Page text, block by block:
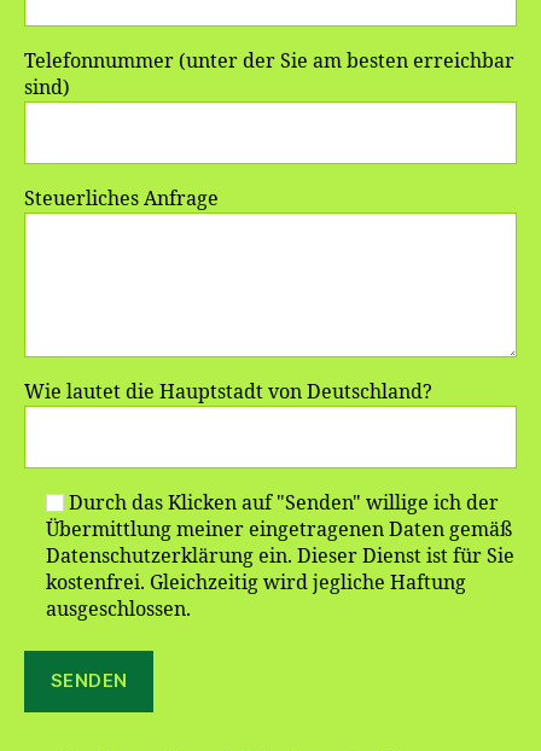
Telefonnummer (unter der Sie am besten erreichbar
sind)
Steuerliches Anfrage
Wie lautet die Hauptstadt von Deutschland?
Durch das Klicken auf "Senden" willige ich der
Übermittlung meiner eingetragenen Daten gemäß
Datenschutzerklärung ein. Dieser Dienst ist für Sie
kostenfrei. Gleichzeitig wird jegliche Haftung
ausgeschlossen.